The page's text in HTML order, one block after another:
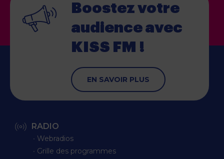
Boostez votre
audience avec
KISS FM !
EN SAVOIR PLUS
RADIO
∙ Webradios
∙ Grille des programmes